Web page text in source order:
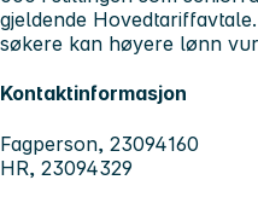
gjeldende
søkere kan høyere lønn
Kontaktinformasjon
Fagperson, 23094160
HR, 23094329